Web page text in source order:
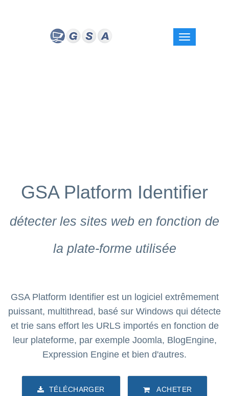
GSA Platform Identifier
détecter les sites web en fonction de
la plate-forme utilisée
GSA Platform Identifier est un logiciel extrêmement
puissant, multithread, basé sur Windows qui détecte
et trie sans effort les URLS importés en fonction de
leur plateforme, par exemple Joomla, BlogEngine,
Expression Engine et bien d'autres.
TÉLÉCHARGER ACHETER